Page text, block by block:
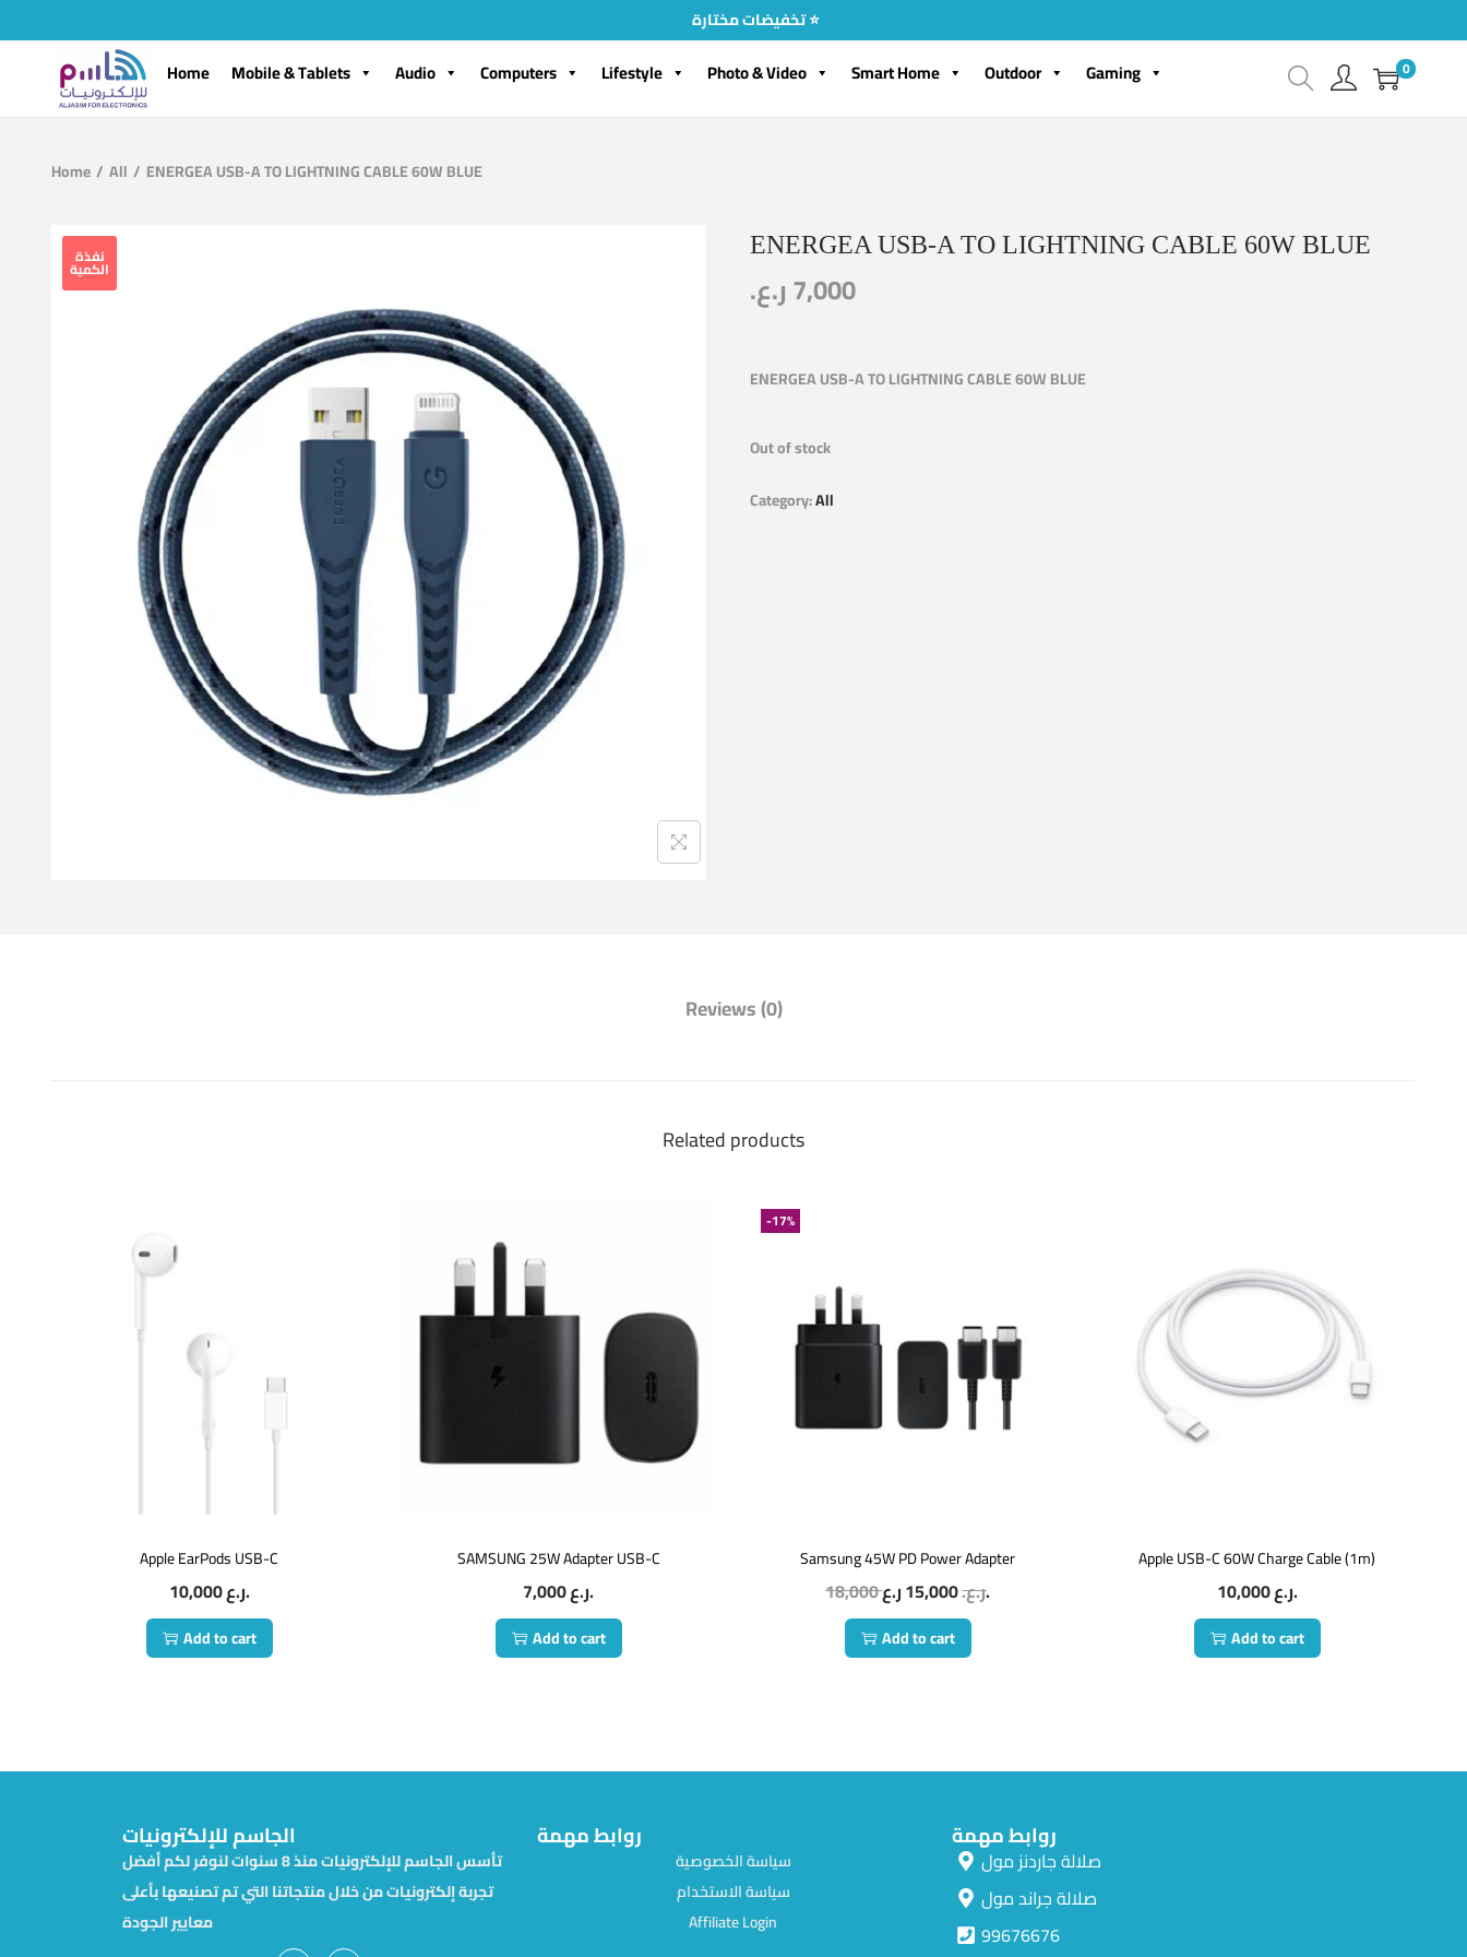
تخفيضات مختارة ⭐
Home Mobile & Tablets Audio Computers Lifestyle Photo & Video Smart Home Outdoor Gaming 0
Home/ All / ENERGEA USB-A TO LIGHTNING CABLE 60W BLUE
نفذة
الكمية
ENERGEA USB-A TO LIGHTNING CABLE 60W BLUE
7,000ر.ع.
ENERGEA USB-A TO LIGHTNING CABLE 60W BLUE
Out of stock
Category:All
Reviews (0)
Related products
Apple EarPods USB-C
10,000 ر.ع.
Add to cart
SAMSUNG 25W Adapter USB-C
7,000 ر.ع.
Add to cart
-17%
Samsung 45W PD Power Adapter
18,000 ر.ع.15,000 ر.ع.
Add to cart
Apple USB-C 60W Charge Cable (1m)
10,000 ر.ع.
Add to cart
الجاسم للإلكترونيات
تأسس الجاسم للإلكترونيات منذ 8 سنوات لنوفر لكم أفضل
تجربة إلكترونيات من خلال منتجاتنا التي تم تصنيعها بأعلى
معايير الجودة
روابط مهمة
سياسة الخصوصية
سياسة الاستخدام
Affiliate Login
روابط مهمة
صلالة جاردنز مول
صلالة جراند مول
99676676